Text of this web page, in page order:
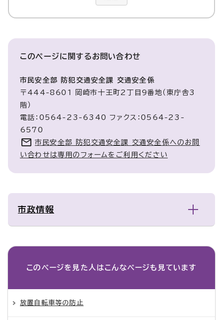
このページに関するお問い合わせ
市民安全部 防犯交通安全課 交通安全係
〒444-8601 岡崎市十王町2丁目9番地（東庁舎3
階）
電話：0564-23-6340 ファクス：0564-23-
6570
市民安全部 防犯交通安全課 交通安全係へのお問
い合わせは専用のフォームをご利用ください
市政情報
このページを見た人は こんなページも見ています
放置自転車等の防止